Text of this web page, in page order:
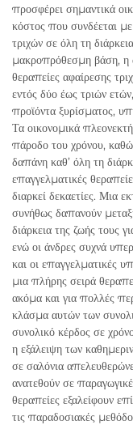
προσφέρει σημαντικά
κόστος που συνδέεται
τριχών σε όλη τη
μακροπρόθεσμη βάση, η
θεραπείες αφαίρεσης
εντός δύο έως τριών
προϊόντα ξυρίσματος,
Τα οικονομικά
πάροδο του χρόνου,
δαπάνη καθ’ όλη τη
επαγγελματικές
διαρκεί δεκαετίες. Μια
συνήθως δαπανούν
διάρκεια της ζωής τους
ενώ οι άνδρες συχνά
και οι επαγγελματικές
μια πλήρης σειρά
ακόμα και για πολλές
κλάσμα αυτών των
συνολικό κέρδος σε
η εξάλειψη των
σε σαλόνια
ανατεθούν σε
θεραπείες εξαλείφουν
τις παραδοσιακές